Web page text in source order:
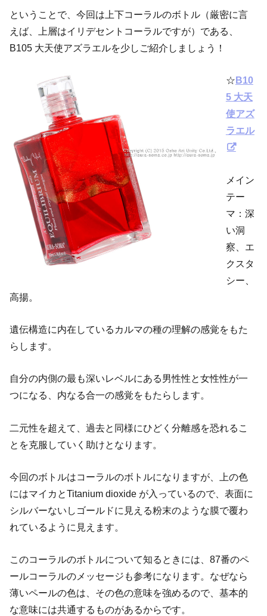
ということで、今回は上下コーラルのボトル（厳密に言
えば、上層はイリデセントコーラルですが）である、
B105 大天使アズラエルを少しご紹介しましょう！
☆B10
5 大天
使アズ
ラエル
メイン
テー
マ：深
い洞
察、エ
クスタ
シー、
高揚。
遺伝構造に内在しているカルマの種の理解の感覚をもた
らします。
自分の内側の最も深いレベルにある男性性と女性性が一
つになる、内なる合一の感覚をもたらします。
二元性を超えて、過去と同様にひどく分離感を恐れるこ
とを克服していく助けとなります。
今回のボトルはコーラルのボトルになりますが、上の色
にはマイカとTitanium dioxide が入っているので、表面に
シルバーないしゴールドに見える粉末のような膜で覆わ
れているように見えます。
このコーラルのボトルについて知るときには、87番のペ
ールコーラルのメッセージも参考になります。なぜなら
薄いペールの色は、その色の意味を強めるので、基本的
な意味には共通するものがあるからです。